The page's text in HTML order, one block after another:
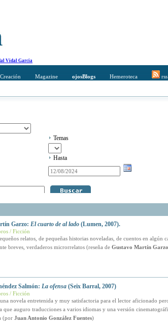
Vidal Garcia
Creación Magazine ojosBlogs Hemeroteca rss
Temas
Hasta
Garzo: El cuarto de al lado(Lumen, 2007).
/ Ficción
relatos, de pequeñas historias noveladas, de cuentos en algún
breves, verdaderos microrrelatos (reseña de Gustavo Martín Garzo
Salmón: La ofensa(Seix Barral, 2007)
/ Ficción
una novela entretenida y muy satisfactoria para el lector aficionado
que auguro traducciones a varios idiomas y una versión
(por Juan Antonio González Fuentes)